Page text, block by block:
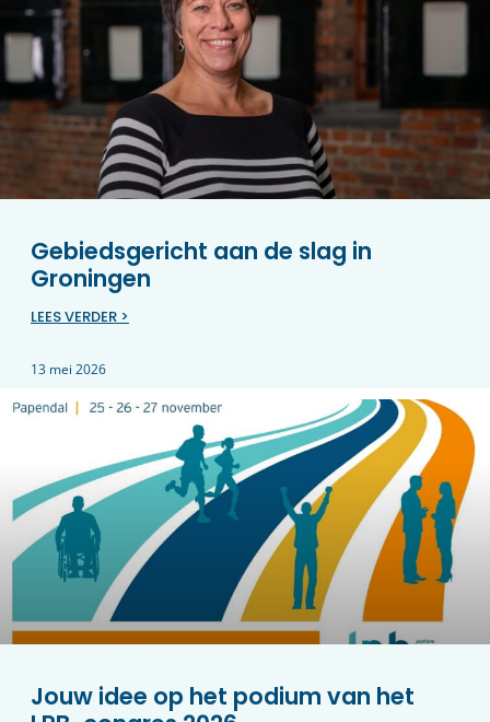
Gebiedsgericht aan de slag in
Groningen
LEES VERDER >
13 mei 2026
Jouw idee op het podium van het